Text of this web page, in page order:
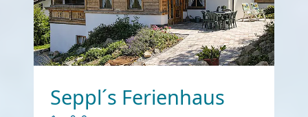
Seppl´s Ferienhaus